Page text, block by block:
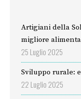
Artigiani della
migliore
25 Luglio 2025
Sviluppo rurale:
22 Luglio 2025